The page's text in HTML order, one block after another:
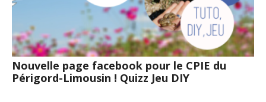
Nouvelle page facebook pour le CPIE du
Périgord-Limousin ! Quizz Jeu DIY